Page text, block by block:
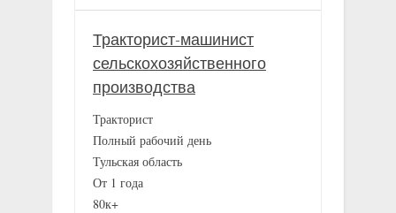
Тракторист-машинист
сельскохозяйственного
производства
Тракторист
Полный рабочий день
Тульская область
От 1 года
80к+